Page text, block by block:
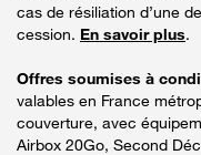
cas de résiliation d’une
cession. En savoir plus.
Offres soumises à
valables en France
couverture, avec
Airbox 20Go, Second